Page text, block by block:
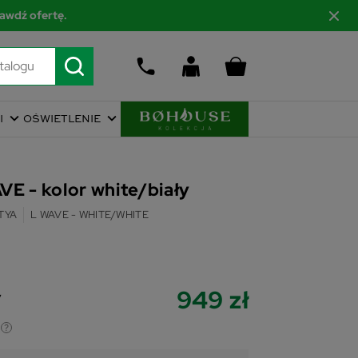
ofertę.
OŚWIETLENIE
- kolor white/biały
L WAVE - WHITE/WHITE
949 zł